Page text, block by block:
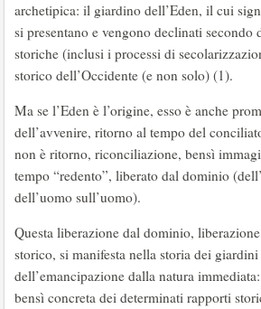
archetipica: il giardino dell’Eden, il cui
si presentano e vengono declinati secondo
storiche (inclusi i processi di
storico dell’Occidente (e non solo) (1).
Ma se l’Eden è l’origine, esso è anche
dell’avvenire, ritorno al tempo del
non è ritorno, riconciliazione, bensì
tempo “redento”, liberato dal dominio
dell’uomo sull’uomo).
Questa liberazione dal dominio,
storico, si manifesta nella storia dei
dell’emancipazione dalla natura
bensì concreta dei determinati rapporti